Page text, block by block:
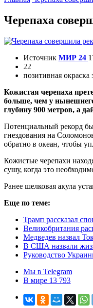
Черепаха
Источник МИР 24
22
позитивная окраска
Кожистая черепаха
больше, чем у
глубину 900 метров, а
Потенциальный рекорд
гнездования на
обратно в океан, чтобы
Кожистые черепахи
сушу, когда это
Ранее шелковая акула
Еще по теме:
Трамп рассказал
Великобритания
Медведев назвал
В США назвали
Руководство
Мы в Telegram
В мире 13 793